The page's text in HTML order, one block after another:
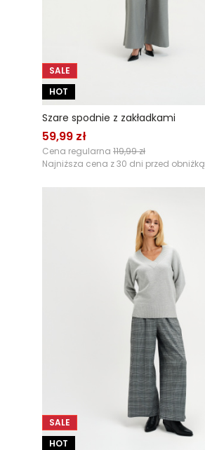
SALE
HOT
Szare spodnie z zakładkami
59,99 zł
Cena regularna 119,99 zł
Najniższa cena z 30 dni przed obniżką
SALE
HOT